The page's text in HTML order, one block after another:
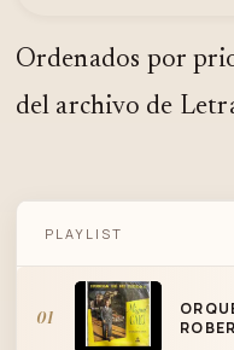
Ordenados por
del archivo de
CALÓ -
PLAYLIST
01